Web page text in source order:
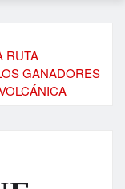
RUTA
GANADORES